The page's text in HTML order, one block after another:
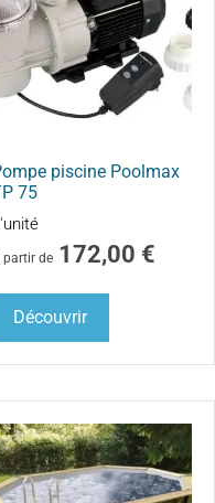
piscine Poolmax
75
partir de 172,00 €
Découvrir